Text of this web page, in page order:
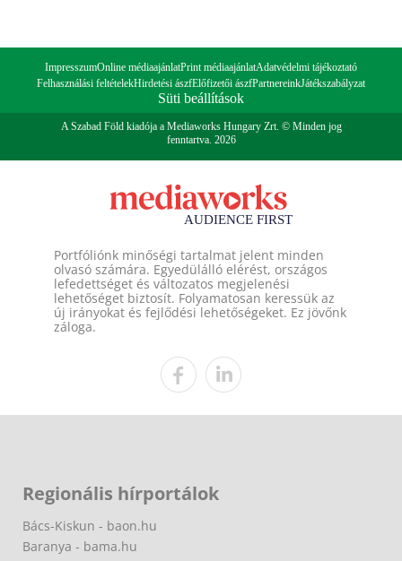
ImpresszumOnline médiaajánlatPrint médiaajánlatAdatvédelmi tájékoztató
Felhasználási feltételekHirdetési ászfElőfizetői ászfPartnereinkJátékszabályzat
Süti beállítások
A Szabad Föld kiadója a Mediaworks Hungary Zrt. © Minden jog
fenntartva. 2026
Portfóliónk minőségi tartalmat jelent minden
olvasó számára. Egyedülálló elérést, országos
lefedettséget és változatos megjelenési
lehetőséget biztosít. Folyamatosan keressük az
új irányokat és fejlődési lehetőségeket. Ez jövőnk
záloga.
Regionális hírportálok
Bács-Kiskun - baon.hu
Baranya - bama.hu